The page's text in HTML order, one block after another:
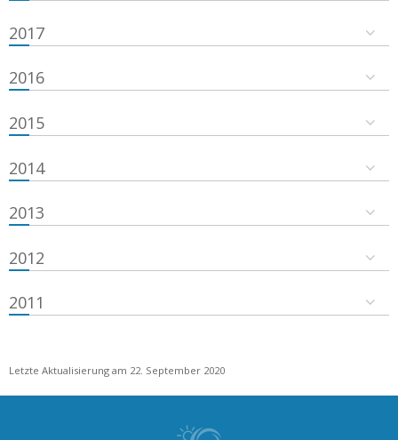
2017
2016
2015
2014
2013
2012
2011
Letzte Aktualisierung am 22. September 2020